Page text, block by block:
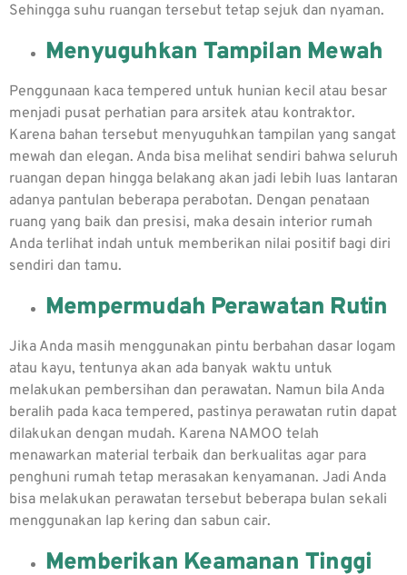
Sehingga suhu ruangan tersebut tetap sejuk dan nyaman.
Menyuguhkan Tampilan Mewah
Penggunaan kaca tempered untuk hunian kecil atau besar
menjadi pusat perhatian para arsitek atau kontraktor.
Karena bahan tersebut menyuguhkan tampilan yang sangat
mewah dan elegan. Anda bisa melihat sendiri bahwa seluruh
ruangan depan hingga belakang akan jadi lebih luas lantaran
adanya pantulan beberapa perabotan. Dengan penataan
ruang yang baik dan presisi, maka desain interior rumah
Anda terlihat indah untuk memberikan nilai positif bagi diri
sendiri dan tamu.
Mempermudah Perawatan Rutin
Jika Anda masih menggunakan pintu berbahan dasar logam
atau kayu, tentunya akan ada banyak waktu untuk
melakukan pembersihan dan perawatan. Namun bila Anda
beralih pada kaca tempered, pastinya perawatan rutin dapat
dilakukan dengan mudah. Karena NAMOO telah
menawarkan material terbaik dan berkualitas agar para
penghuni rumah tetap merasakan kenyamanan. Jadi Anda
bisa melakukan perawatan tersebut beberapa bulan sekali
menggunakan lap kering dan sabun cair.
Memberikan Keamanan Tinggi